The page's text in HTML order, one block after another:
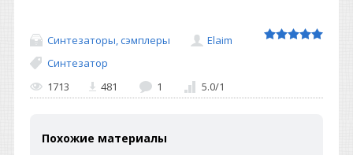
Синтезаторы, сэмплеры
Elaim
Синтезатор
1713
481 1 5.0/1
Похожие материалы